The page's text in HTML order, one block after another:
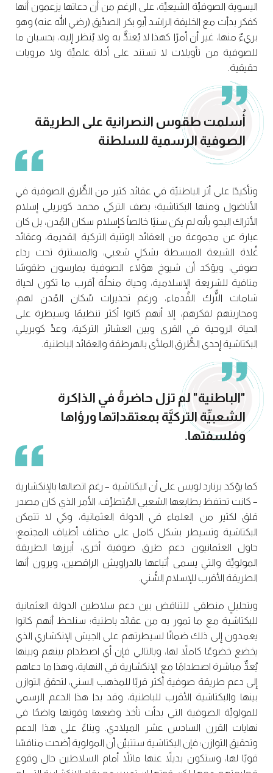
اليسوية الصوفيِّة الشيعيِّة، على الرغم من أن دعاتها يزعمون أنها
كفكر بدأت مع الخليفة الراشد أبو بكر الصدِّيق (رضي الله عنه) وهو
بريءٌ منها، غير أن أمرًا كهذا لا يُعتدٌّ به ولا يُنظر إليه، بحسبان ما
للصوفية من تأويلات لا تستند على أدلة علميِّة ولا مرويات
حقيقية.
أُسلمت طقوس النصرانية على الطريقة
الصوفية الرسمية للسلطنة
وتأكيدًا على أثر الباطنيِّة في عقائد كثير من الطٌّرق الصوفية في
الأناضول ومنها البكتاشية؛ يصف التركي محمد كوبريلي إسلام
الأتراك البدو بأنه لم يكن سنيًا خالصاً كإسلام سكان المُدن، بل كان
عبارة عن مجموعة من العقائد الوثنية التركية القديمة، وعقائد
غُلاة الشيعة المبسطة بشكلٍ شعبي، والمستترة تحت رداء
صوفي، ويؤكد أن شيوخ هؤلاء الصوفية يمارسون طقوسًا
منافية للشريعة الإسلامية، وحياة منحلِّة أقرب ما تكون لحياة
شامات التٌّرك القُدماء، ورغم تحذيرات سُكان المُدن لهم،
ومحاربتهم لفكرهم، إلا أنهم كانوا أكثر تنظيمًا وسيطرة على
الحياة الروحية في القرى وبين العشائر التركية، وعدِّ كوبريلي
البكتاشية إحدى الطُّرق الملأى بالهرطقة والعقائد الباطنية.
"الباطنية" لم تزل حاضرةً في الذاكرة
الشعبيِّة التركيَّة بمعتقداتها ورؤاها
وفلسفتها.
كما يؤكد برنارد لويس على أن البكتاشية – رغم اتصالها بالإنكشارية
– كانت تحتفظ بطابعها الشعبي المُتطرِّف، الأمر الذي كان مصدر
قلق لكثير من العلماء في الدولة العثمانية، وكي لا تتمكن
البكتاشية وتسيطر بشكل كامل على مختلف أطياف المجتمع؛
حاول العثمانيون دعم طرق صوفية أخرى، أبرزها الطريقة
المولويِّة والتي يسمى أتباعها بالدراويش الراقصين، ويرون أنها
الطريقة الأقرب للإسلام السُّني.
وبتحليلٍ منطقي للتناقض بين دعم سلاطين الدولة العثمانية
للبكتاشية مع ما تمور به من عقائد باطنية؛ سنلحظ أنهم كانوا
يعمدون إلى ذلك ضمانًا لسيطرتهم على الجيش الإنكشاري الذي
يخضع خضوعًا كاملاً لها، وبالتالي فإن أي اصطدام بينهم وبينها
يُعدٌّ مباشرة اصطدامًا مع الإنكشارية في النهاية، وهذا ما دعاهم
إلى دعم طريقة صوفية أكثر قربًا للمذهب السني، لتحقق التوازن
بينها والبكتاشية الأقرب للباطنية، وقد بدا هذا الدعم الرسمي
للمولويِّة الصوفية التي بدأت تأخذ وضعها وقوتها واضحًا في
نهايات القرن السادس عشر الميلادي. وبناءً على هذا الدعم
وتحقيق التوازن؛ فإن البكتاشية ستتبيِّن أن المولوية أضحت منافسًا
قويًا لها، وستكون بديلاً عنها ماثلاً أمام السلاطين حال وقوع